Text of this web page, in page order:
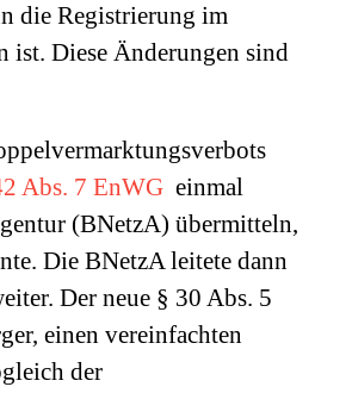
die Registrierung im
ist. Diese Änderungen sind
Abs. 7 EnWG einmal
(BNetzA) übermitteln,
Die BNetzA leitete dann
Der neue § 30 Abs. 5
einen vereinfachten
der